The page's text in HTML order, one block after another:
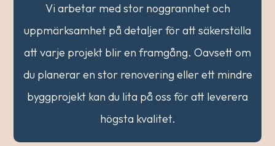
Vi arbetar med stor noggrannhet och
uppmärksamhet på detaljer för att säkerställa
att varje projekt blir en framgång. Oavsett om
du planerar en stor renovering eller ett mindre
byggprojekt kan du lita på oss för att leverera
högsta kvalitet.